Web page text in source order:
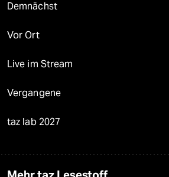
Demnächst
Vor Ort
Live im Stream
Vergangene
taz lab 2027